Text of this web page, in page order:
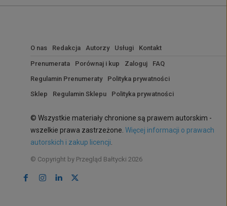
O nas Redakcja Autorzy Usługi Kontakt
Prenumerata Porównaj i kup Zaloguj
FAQ
Regulamin Prenumeraty
Polityka prywatności
Sklep
Regulamin Sklepu Polityka prywatności
© Wszystkie materiały chronione są prawem autorskim -
wszelkie prawa zastrzeżone. Więcej informacji o prawach
autorskich i zakup licencji
© Copyright by Przegląd Bałtycki 2026